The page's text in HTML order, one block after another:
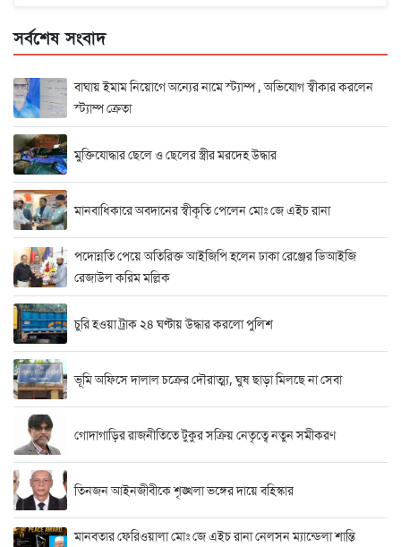
সর্বশেষ সংবাদ
বাঘায় ইমাম নিয়োগে অন্যের নামে স্ট্যাম্প , অভিযোগ স্বীকার করলেন
স্ট্যাম্প ক্রেতা
মুক্তিযোদ্ধার ছেলে ও ছেলের স্ত্রীর মরদেহ উদ্ধার
মানবাধিকারে অবদানের স্বীকৃতি পেলেন মোঃ জে এইচ রানা
পদোন্নতি পেয়ে অতিরিক্ত আইজিপি হলেন ঢাকা রেঞ্জের ডিআইজি
রেজাউল করিম মল্লিক
চুরি হওয়া ট্রাক ২৪ ঘণ্টায় উদ্ধার করলো পুলিশ
ভূমি অফিসে দালাল চক্রের দৌরাত্ম্য, ঘুষ ছাড়া মিলছে না সেবা
গোদাগাড়ির রাজনীতিতে টুকুর সক্রিয় নেতৃত্বে নতুন সমীকরণ
তিনজন আইনজীবীকে শৃঙ্খলা ভঙ্গের দায়ে বহিস্কার
মানবতার ফেরিওয়ালা মোঃ জে এইচ রানা নেলসন ম্যান্ডেলা শান্তি